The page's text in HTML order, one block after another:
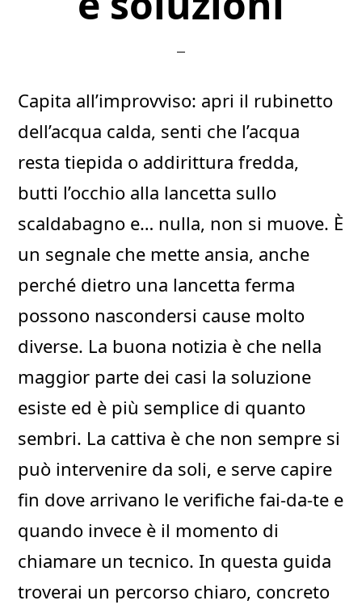
Capita all’improvviso: apri il rubinetto
dell’acqua calda, senti che l’acqua
resta tiepida o addirittura fredda,
butti l’occhio alla lancetta sullo
scaldabagno e… nulla, non si muove. È
un segnale che mette ansia, anche
perché dietro una lancetta ferma
possono nascondersi cause molto
diverse. La buona notizia è che nella
maggior parte dei casi la soluzione
esiste ed è più semplice di quanto
sembri. La cattiva è che non sempre si
può intervenire da soli, e serve capire
fin dove arrivano le verifiche fai-da-te e
quando invece è il momento di
chiamare un tecnico. In questa guida
troverai un percorso chiaro, concreto